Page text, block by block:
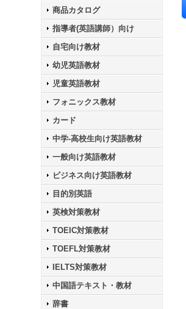
商品カタログ
指導者(英語講師）向け
自宅向け教材
幼児英語教材
児童英語教材
フォニックス教材
カード
中学-高校生向け英語教材
一般向け英語教材
ビジネス向け英語教材
目的別英語
英検対策教材
TOEIC対策教材
TOEFL対策教材
IELTS対策教材
中国語テキスト・教材
辞書